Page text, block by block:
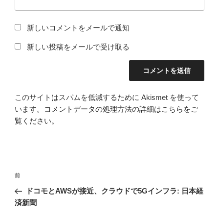
新しいコメントをメールで通知
新しい投稿をメールで受け取る
このサイトはスパムを低減するために Akismet を使って
います。
コメントデータの処理方法の詳細はこちらをご
覧ください。
投
ナ
前
の
投
前
ドコモとAWSが接近、クラウドで5Gインフラ: 日本経
済新聞